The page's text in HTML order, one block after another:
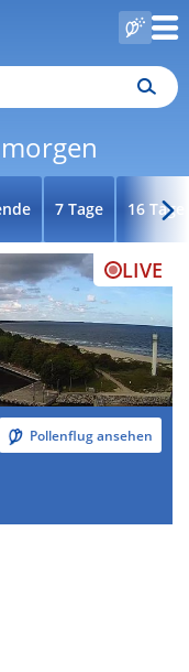
7 Tage 16 Tage
LIVE
Pollenflug ansehen